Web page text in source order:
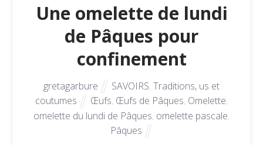
Une omelette de lundi
de Pâques pour
confinement
gretagarbure SAVOIRS, Traditions, us et
coutumes
Œufs, Œufs de Pâques, Omelette,
omelette du lundi de Pâques, omelette pascale,
Pâques